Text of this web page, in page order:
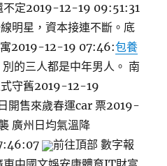
不定2019-12-19 09:51:31
明星，資本接連不斷。底
寓2019-12-19 07:46:包養
的三人都是中年男人。 南
式守舊2019-12-19
開售來歲春運car 票2019-
廣州日均氣溫降
前往頂部 數字報